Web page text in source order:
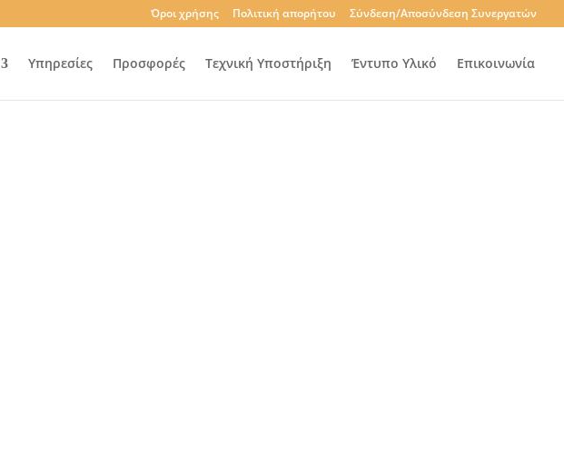
Όροι χρήσης Πολιτική απορήτου Σύνδεση/Αποσύνδεση Συνεργατών
Υπηρεσίες Προσφορές Τεχνική Υποστήριξη Έντυπο Υλικό Επικοινωνία